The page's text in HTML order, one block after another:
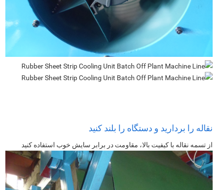
نقاله را بردارید و دستگاه را بلند کنید
از تسمه نقاله با کیفیت بالا، مقاومت در برابر سایش خوب استفاده کنید